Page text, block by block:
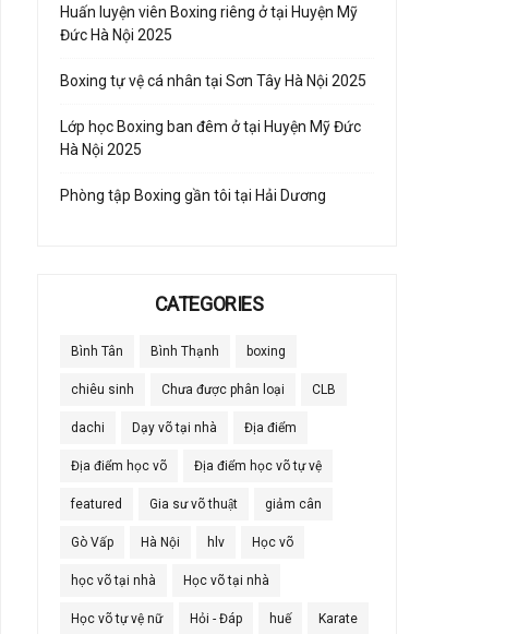
Huấn luyện viên Boxing riêng ở tại Huyện Mỹ
Đức Hà Nội 2025
Boxing tự vệ cá nhân tại Sơn Tây Hà Nội 2025
Lớp học Boxing ban đêm ở tại Huyện Mỹ Đức
Hà Nội 2025
Phòng tập Boxing gần tôi tại Hải Dương
CATEGORIES
Bình Tân Bình Thạnh boxing
chiêu sinh Chưa được phân loại CLB
dachi Dạy võ tại nhà Địa điểm
Địa điểm học võ Địa điểm học võ tự vệ
featured Gia sư võ thuật giảm cân
Gò Vấp Hà Nội hlv Học võ
học võ tại nhà Học võ tại nhà
Học võ tự vệ nữ Hỏi - Đáp huế Karate